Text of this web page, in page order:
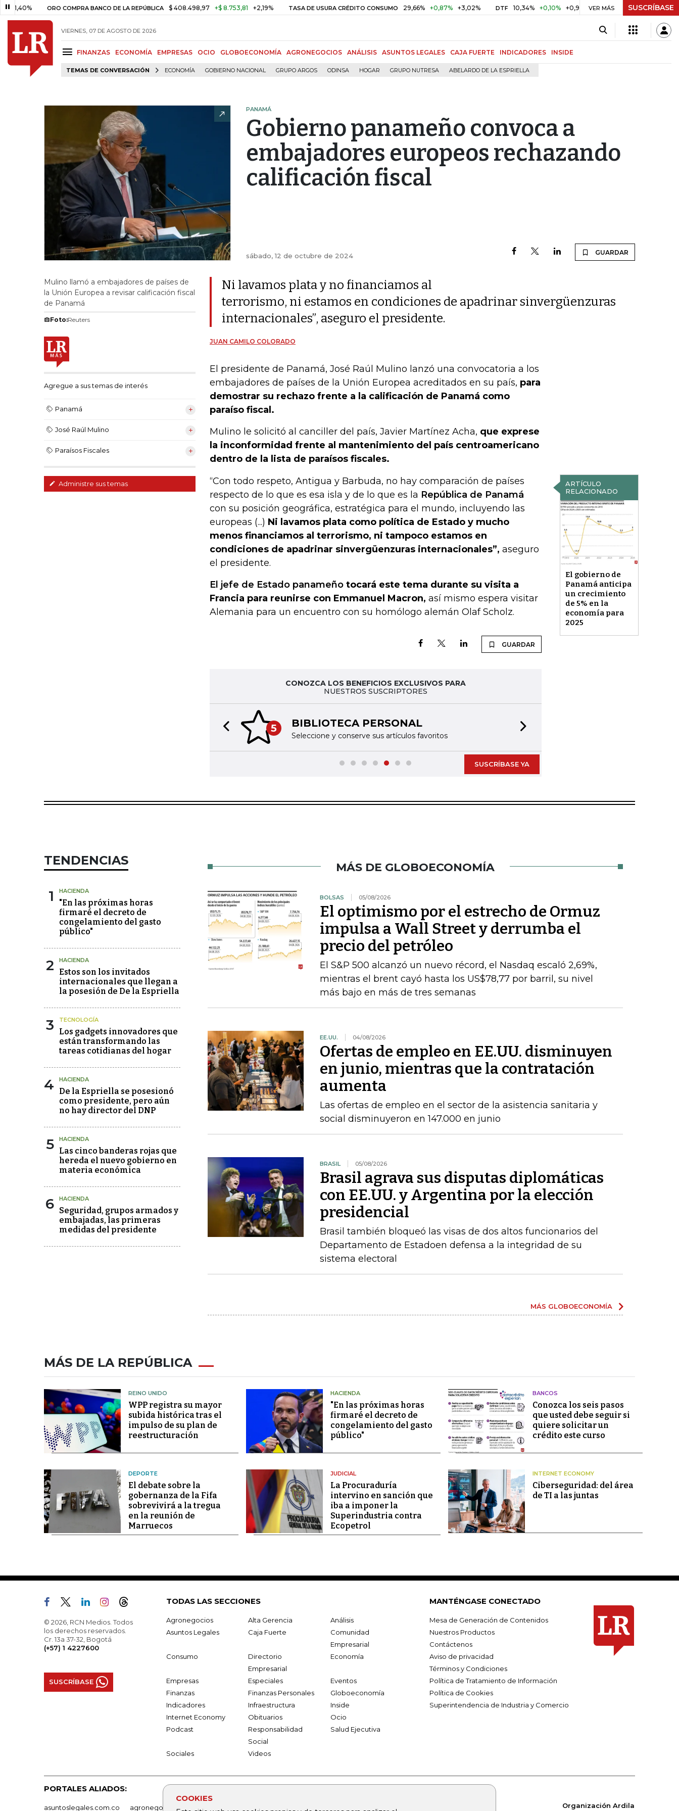
ORO COMPRA BANCO DE LA REPÚBLICA $ 408.498,97 +$ 8.753,81 +2,19% TASA DE USURA CRÉDITO CONSUMO 29,66% +0,87% +3,02% DTF 10,34% +0,10% +0,98% UVR $ 416,91 +$ 0,05 +0,01%
VER MÁS SUSCRÍBASE
VIERNES, 07 DE AGOSTO DE 2026
FINANZAS ECONOMÍA EMPRESAS OCIO GLOBOECONOMÍA AGRONEGOCIOS ANÁLISIS ASUNTOS LEGALES CAJA FUERTE INDICADORES INSIDE
TEMAS DE CONVERSACIÓN ECONOMÍA GOBIERNO NACIONAL GRUPO ARGOS ODINSA HOGAR GRUPO NUTRESA ABELARDO DE LA ESPRIELLA
COOKIES
PANAMÁ
Gobierno panameño convoca a
embajadores europeos rechazando
calificación fiscal
sábado, 12 de octubre de 2024 GUARDAR
Mulino llamó a embajadores de países de
la Unión Europea a revisar calificación fiscal
de Panamá
Foto:Reuters
Agregue a sus temas de interés
Panamá
José Raúl Mulino
Paraísos Fiscales
Administre sus temas
Ni lavamos plata y no financiamos al
terrorismo, ni estamos en condiciones de apadrinar sinvergüenzuras
internacionales”, aseguro el presidente.
JUAN CAMILO COLORADO
El presidente de Panamá, José Raúl Mulino lanzó una convocatoria a los
embajadores de países de la Unión Europea acreditados en su país, para
demostrar su rechazo frente a la calificación de Panamá como
paraíso fiscal.
Mulino le solicitó al canciller del país, Javier Martínez Acha, que exprese
la inconformidad frente al mantenimiento del país centroamericano
dentro de la lista de paraísos fiscales.
ARTÍCULO
RELACIONADO
El gobierno de
Panamá anticipa
un crecimiento
de 5% en la
economía para
2025
“Con todo respeto, Antigua y Barbuda, no hay comparación de países
respecto de lo que es esa isla y de lo que es la República de Panamá
con su posición geográfica, estratégica para el mundo, incluyendo las
europeas (...) Ni lavamos plata como política de Estado y mucho
menos financiamos al terrorismo, ni tampoco estamos en
condiciones de apadrinar sinvergüenzuras internacionales”, aseguro
el presidente.
El jefe de Estado panameño tocará este tema durante su visita a
Francia para reunirse con Emmanuel Macron, así mismo espera visitar
Alemania para un encuentro con su homólogo alemán Olaf Scholz.
GUARDAR
CONOZCA LOS BENEFICIOS EXCLUSIVOS PARA
NUESTROS SUSCRIPTORES
5 BIBLIOTECA PERSONAL
Seleccione y conserve sus artículos favoritos
Previous slide
SUSCRÍBASE YA
TENDENCIAS
1 HACIENDA
"En las próximas horas
firmaré el decreto de
congelamiento del gasto
público"
2 HACIENDA
Estos son los invitados
internacionales que llegan a
la posesión de De la Espriella
3 TECNOLOGÍA
Los gadgets innovadores que
están transformando las
tareas cotidianas del hogar
4 HACIENDA
De la Espriella se posesionó
como presidente, pero aún
no hay director del DNP
5 HACIENDA
Las cinco banderas rojas que
hereda el nuevo gobierno en
materia económica
6 HACIENDA
Seguridad, grupos armados y
embajadas, las primeras
medidas del presidente
MÁS DE GLOBOECONOMÍA
BOLSAS 05/08/2026
El optimismo por el estrecho de Ormuz
impulsa a Wall Street y derrumba el
precio del petróleo
El S&P 500 alcanzó un nuevo récord, el Nasdaq escaló 2,69%,
mientras el brent cayó hasta los US$78,77 por barril, su nivel
más bajo en más de tres semanas
EE.UU. 04/08/2026
Ofertas de empleo en EE.UU. disminuyen
en junio, mientras que la contratación
aumenta
Las ofertas de empleo en el sector de la asistencia sanitaria y
social disminuyeron en 147.000 en junio
BRASIL 05/08/2026
Brasil agrava sus disputas diplomáticas
con EE.UU. y Argentina por la elección
presidencial
Brasil también bloqueó las visas de dos altos funcionarios del
Departamento de Estadoen defensa a la integridad de su
sistema electoral
MÁS GLOBOECONOMÍA
MÁS DE LA REPÚBLICA
REINO UNIDO
WPP registra su mayor
subida histórica tras el
impulso de su plan de
reestructuración
HACIENDA
"En las próximas horas
firmaré el decreto de
congelamiento del gasto
público"
BANCOS
Conozca los seis pasos
que usted debe seguir si
quiere solicitar un
crédito este curso
DEPORTE
El debate sobre la
gobernanza de la Fifa
sobrevivirá a la tregua
en la reunión de
Marruecos
JUDICIAL
La Procuraduría
intervino en sanción que
iba a imponer la
Superindustria contra
Ecopetrol
INTERNET ECONOMY
Ciberseguridad: del área
de TI a las juntas
© 2026, RCN Medios. Todos
los derechos reservados.
Cr. 13a 37-32, Bogotá
(+57) 1 4227600
SUSCRÍBASE
TODAS LAS SECCIONES
Agronegocios Alta Gerencia
Análisis
Asuntos Legales
Caja Fuerte
Comunidad
Empresarial
Consumo
Directorio
Empresarial
Economía
Empresas Especiales
Eventos
Finanzas
Finanzas Personales
Globoeconomía
Indicadores
Infraestructura
Inside
Internet Economy
Obituarios
Ocio
Podcast
Responsabilidad
Social
Salud Ejecutiva
Sociales Videos
MANTÉNGASE CONECTADO
Mesa de Generación de Contenidos
Nuestros Productos
Contáctenos
Aviso de privacidad
Términos y Condiciones
Política de Tratamiento de Información
Política de Cookies
Superintendencia de Industria y Comercio
PORTALES ALIADOS:
asuntoslegales.com.co agronegocios.co empresas.larepublica.co firmasdeabogados.com bolsaencolombia.com
Organización Ardila